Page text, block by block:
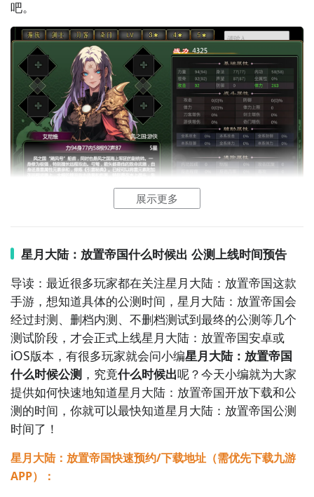
也有讲究。玩家可以照着自己的喜好，把不同类型的英
雄组合在一起，形成自己的战斗队伍。
了，角色也会继续在游戏里，获取经验和资源，等再次
上线的时候，就能领取这些收益。这种设计，让上班族
或者学生党，不用一直盯着手机，有空的时候，上线处
理一下就行。在线的时候，可以做的事情也不少，升级
装备、招募新英雄、推进关卡进度，内容安排得比较合
理。
吧。
》》》》》#星月大陆：放置帝国#《《《《《
游戏在5月15日上线试玩版，正式版可以去手游福利第
一名的APP九游预约，九游是阿里巴巴灵犀互娱产品，
会及时提醒下载，且在这里玩游戏有机会领ps5，每周
还会抽648元无门槛券。
展示更多
星月大陆：放置帝国什么时候出 公测上线时间预告
导读：最近很多玩家都在关注星月大陆：放置帝国这款
手游，想知道具体的公测时间，星月大陆：放置帝国会
经过封测、删档内测、不删档测试到最终的公测等几个
测试阶段，才会正式上线星月大陆：放置帝国安卓或
iOS版本，有很多玩家就会问小编星月大陆：放置帝国
什么时候公测，究竟什么时候出呢？今天小编就为大家
提供如何快速地知道星月大陆：放置帝国开放下载和公
测的时间，你就可以最快知道星月大陆：放置帝国公测
时间了！
星月大陆：放置帝国快速预约/下载地址（需优先下载九游
APP）：